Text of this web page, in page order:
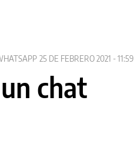
25 DE FEBRERO 2021 - 11:59
chat